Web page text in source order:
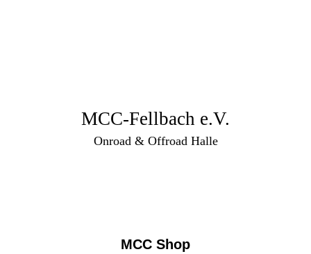
MCC-Fellbach e.V.
Onroad & Offroad Halle
MCC Shop